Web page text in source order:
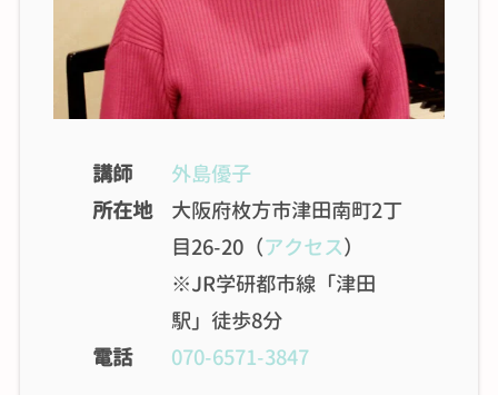
講師
外島優子
所在地
大阪府枚方市津田南町2丁
目26-20（アクセス）
※JR学研都市線「津田
駅」徒歩8分
電話
070-6571-3847